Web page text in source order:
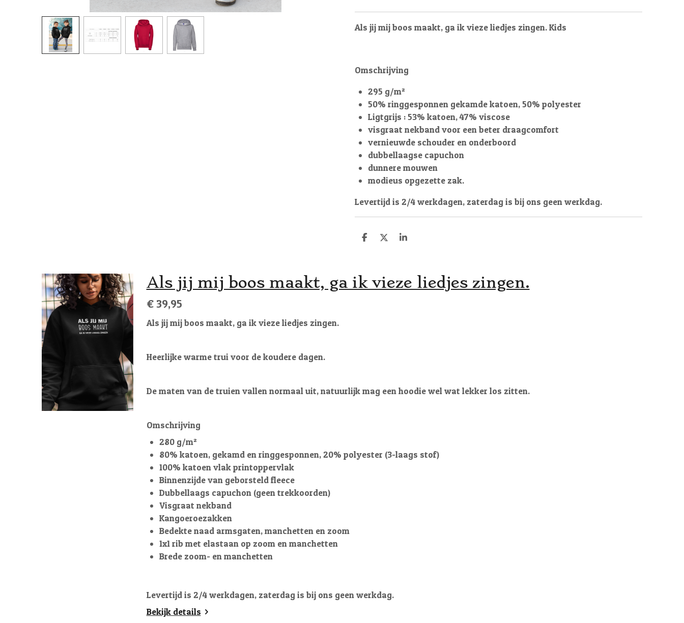
Als jij mij boos maakt, ga ik vieze liedjes zingen. Kids
Omschrijving
295 g/m²
50% ringgesponnen gekamde katoen, 50% polyester
Ligtgrijs : 53% katoen, 47% viscose
visgraat nekband voor een beter draagcomfort
vernieuwde schouder en onderboord
dubbellaagse capuchon
dunnere mouwen
modieus opgezette zak.
Levertijd is 2/4 werkdagen, zaterdag is bij ons geen werkdag.
D
D
S
Als jij mij boos maakt, ga ik vieze liedjes zingen.
€ 39,95
Als jij mij boos maakt, ga ik vieze liedjes zingen.
Heerlijke warme trui voor de koudere dagen.
De maten van de truien vallen normaal uit, natuurlijk mag een hoodie wel wat lekker los zitten.
Omschrijving
280 g/m²
80% katoen, gekamd en ringgesponnen, 20% polyester (3-laags stof)
100% katoen vlak printoppervlak
Binnenzijde van geborsteld fleece
Dubbellaags capuchon (geen trekkoorden)
Visgraat nekband
Kangoeroezakken
Bedekte naad armsgaten, manchetten en zoom
1x1 rib met elastaan op zoom en manchetten
Brede zoom- en manchetten
Levertijd is 2/4 werkdagen, zaterdag is bij ons geen werkdag.
Bekijk details